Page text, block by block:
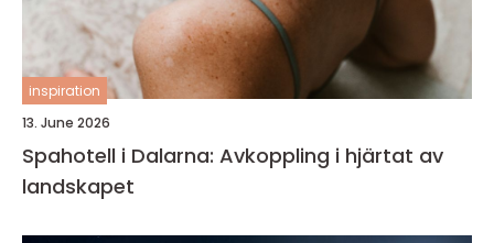
inspiration
13. June 2026
Spahotell i Dalarna: Avkoppling i hjärtat av
landskapet